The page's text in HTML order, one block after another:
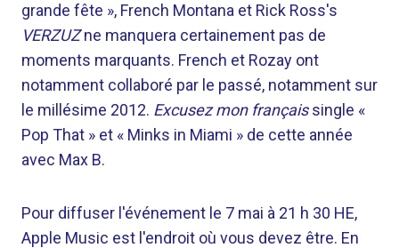
grande fête », French Montana et Rick Ross's
VERZUZne manquera certainement pas de
moments marquants. French et Rozay ont
notamment collaboré par le passé, notamment sur
le millésime 2012. Excusez mon françaissingle «
Pop That » et « Minks in Miami » de cette année
avec Max B.
Pour diffuser l'événement le 7 mai à 21 h 30 HE,
Apple Music est l'endroit où vous devez être. En